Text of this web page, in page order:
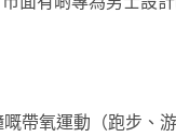
帶氧運動（跑步、